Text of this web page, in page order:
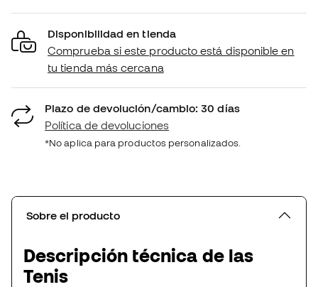
Disponibilidad en tienda
Comprueba si este producto está disponible en
tu tienda más cercana
Plazo de devolución/cambio: 30 días
Política de devoluciones
*No aplica para productos personalizados.
Sobre el producto
Descripción técnica de las
Tenis